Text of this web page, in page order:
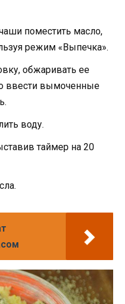
поместить масло,
режим «Выпечка».
обжаривать ее
ввести вымоченные
воду.
таймер на 20